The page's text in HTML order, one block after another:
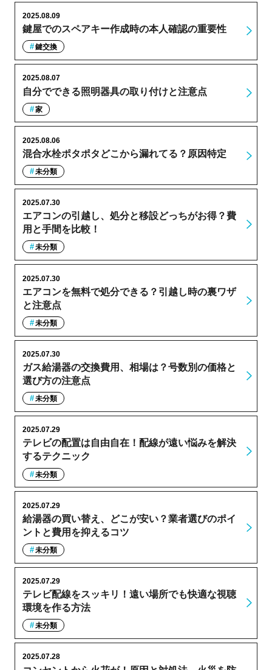
鍵屋でのスペアキー作成時の本人確認の重要性
2025.08.09
鍵交換
自分でできる照明器具の取り付けと注意点
2025.08.07
家
混合水栓ポタポタどこから漏れてる？原因特定
2025.08.06
未分類
エアコンの引越し、処分と移設どっちがお得？費
用と手間を比較！
2025.07.30
未分類
エアコンを無料で処分できる？引越し時の裏ワザ
と注意点
2025.07.30
未分類
ガス給湯器の交換費用、相場は？号数別の価格と
選び方の注意点
2025.07.30
未分類
テレビの配置は自由自在！配線が遠い悩みを解決
するテクニック
2025.07.29
未分類
給湯器の買い替え、どこが安い？業者選びのポイ
ントと費用を抑えるコツ
2025.07.29
未分類
テレビ配線をスッキリ！遠い場所でも快適な視聴
環境を作る方法
2025.07.29
未分類
2025.07.28